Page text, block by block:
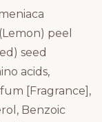
peel
seed
acids,
[Fragrance],
Benzoic